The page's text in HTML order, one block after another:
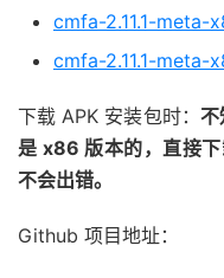
cmfa-2.11.1-meta-
cmfa-2.11.1-meta-
下载 APK 安装包时： 不
是 x86 版本的，直接
不会出错。
Github 项目地址：